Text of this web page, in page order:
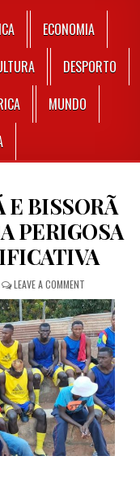
ECONOMIA
DESPORTO
MUNDO
BISSORÃ
PERIGOSA
LEAVE A COMMENT